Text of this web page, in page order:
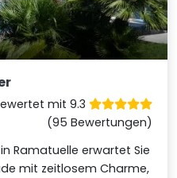
mit 9.3
(95 Bewertungen)
Ramatuelle erwartet Sie
mit zeitlosem Charme,